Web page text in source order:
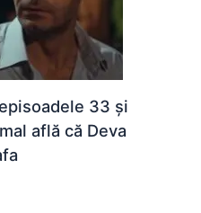
33 și
află că Deva